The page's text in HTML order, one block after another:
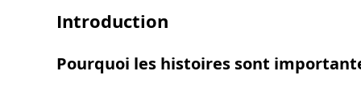
Introduction
Pourquoi les histoires sont